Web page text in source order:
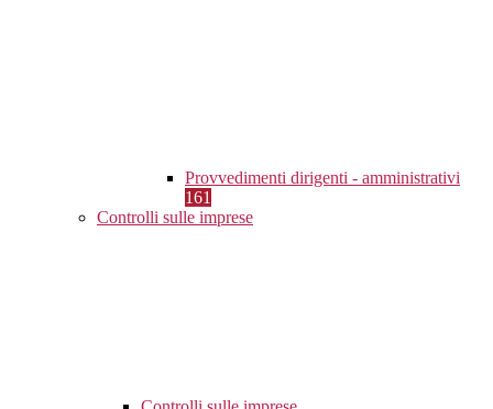
Provvedimenti dirigenti - amministrativi
161
Controlli sulle imprese